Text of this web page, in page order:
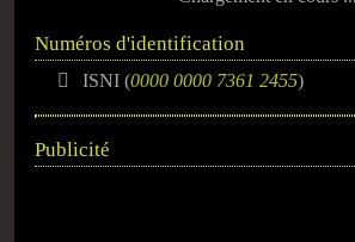
Numéros d'identification
ISNI (0000 0000 7361 2455)
Publicité